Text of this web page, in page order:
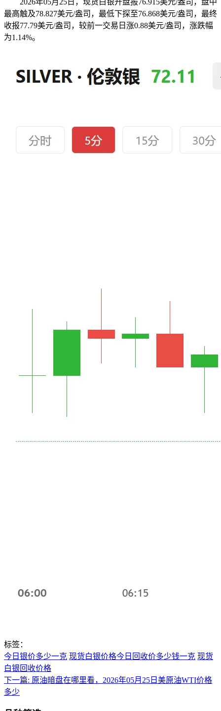
最高触及78.827美元/盎司，最低下探至76.868美元/盎司，最终
收报77.79美元/盎司，较前一交易日涨0.88美元/盎司，涨跌幅
为1.14%。
标签：
今日银价多少一克 现货白银价格今日回收价多少钱一克 现货
白银回收价格
下一篇: 原油暗盘在哪里看，2026年05月25日美原油WTI价格
多少